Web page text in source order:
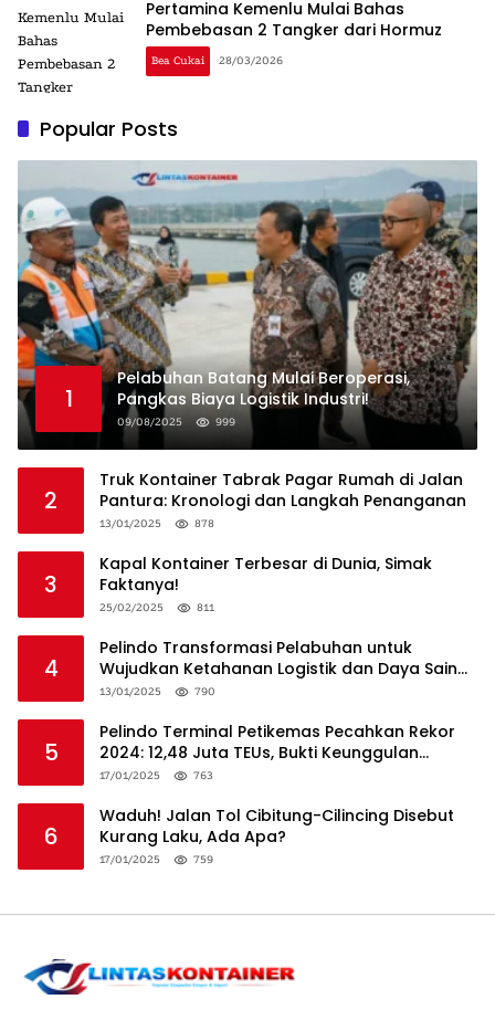
Pertamina Kemenlu Mulai Bahas
Pembebasan 2 Tangker dari Hormuz
Bea Cukai 28/03/2026
Popular Posts
1
Pelabuhan Batang Mulai Beroperasi,
Pangkas Biaya Logistik Industri!
09/08/2025 999
2
Truk Kontainer Tabrak Pagar Rumah di Jalan
Pantura: Kronologi dan Langkah Penanganan
13/01/2025 878
3
Kapal Kontainer Terbesar di Dunia, Simak
Faktanya!
25/02/2025 811
4
Pelindo Transformasi Pelabuhan untuk
Wujudkan Ketahanan Logistik dan Daya Saing
Global
13/01/2025 790
5
Pelindo Terminal Petikemas Pecahkan Rekor
2024: 12,48 Juta TEUs, Bukti Keunggulan
Logistik Nasional
17/01/2025 763
6
Waduh! Jalan Tol Cibitung-Cilincing Disebut
Kurang Laku, Ada Apa?
17/01/2025 759